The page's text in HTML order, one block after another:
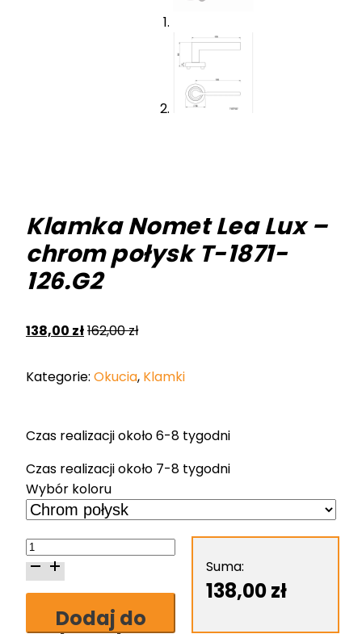
Klamka Nomet Lea Lux –
chrom połysk T-1871-
126.G2
138,00 zł162,00zł
Kategorie: Okucia, Klamki
Czas realizacji około 6-8 tygodni
Czas realizacji około 7-8 tygodni
Wybór koloru
ilość
Klamka
Nomet
Dodaj do
Suma:
138,00zł